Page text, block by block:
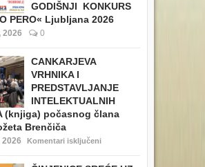
GODIŠNJI KONKURS
PERO« Ljubljana 2026
2026 0
CANKARJEVA
VRHNIKA I
PREDSTAVLJANJE
INTELEKTUALNIH
(knjiga) počasnog člana
Brenčiča
2026 Komentari isključeni